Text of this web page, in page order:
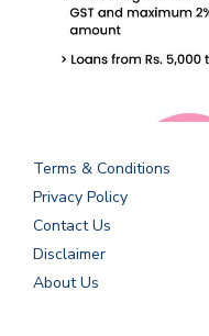
Terms & Conditions
Privacy Policy
Contact Us
Disclaimer
About Us